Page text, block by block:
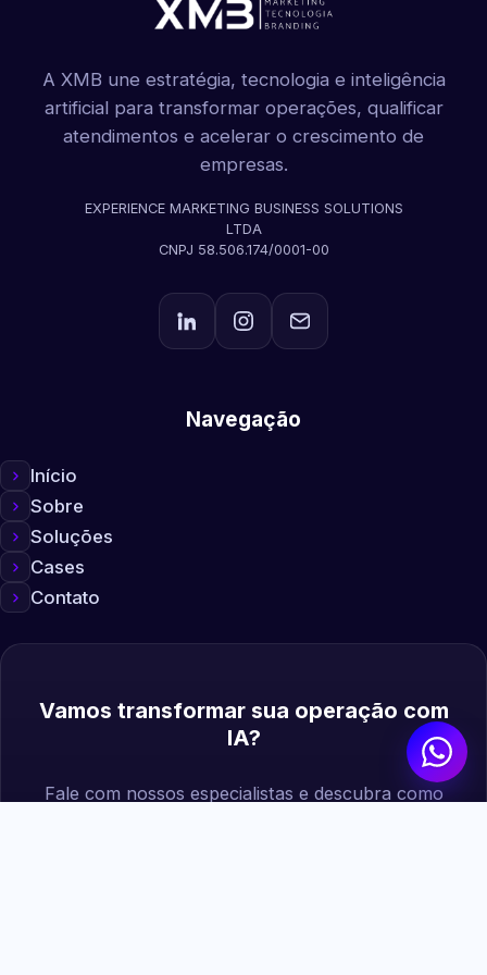
A XMB une estratégia, tecnologia e inteligência
artificial para transformar operações, qualificar
atendimentos e acelerar o crescimento de
empresas.
EXPERIENCE MARKETING BUSINESS SOLUTIONS
LTDA
CNPJ 58.506.174/0001-00
Navegação
Início
Sobre
Soluções
Cases
Contato
Vamos transformar sua operação com
IA?
Fale com nossos especialistas e descubra como